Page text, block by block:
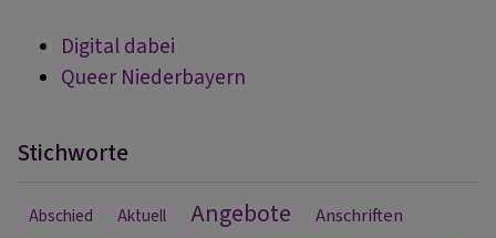
Digital dabei
Queer Niederbayern
Stichworte
Abschied Aktuell Angebote Anschriften